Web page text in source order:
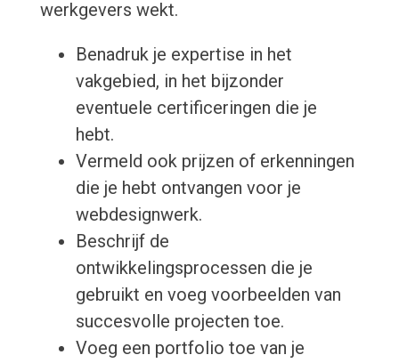
werkgevers wekt.
Benadruk je expertise in het
vakgebied, in het bijzonder
eventuele certificeringen die je
hebt.
Vermeld ook prijzen of erkenningen
die je hebt ontvangen voor je
webdesignwerk.
Beschrijf de
ontwikkelingsprocessen die je
gebruikt en voeg voorbeelden van
succesvolle projecten toe.
Voeg een portfolio toe van je